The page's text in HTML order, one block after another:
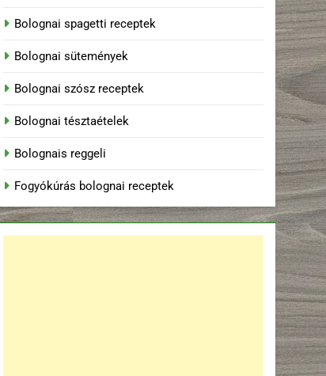
Bolognai spagetti receptek
Bolognai sütemények
Bolognai szósz receptek
Bolognai tésztaételek
Bolognais reggeli
Fogyókúrás bolognai receptek